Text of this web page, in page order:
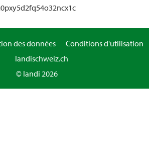
des données
Conditions d'utilisation
landischweiz.ch
© landi 2026